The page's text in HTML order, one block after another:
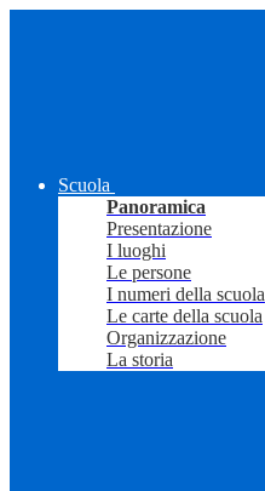
Scuola
Panoramica
Presentazione
I luoghi
Le persone
I numeri della scuola
Le carte della scuola
Organizzazione
La storia